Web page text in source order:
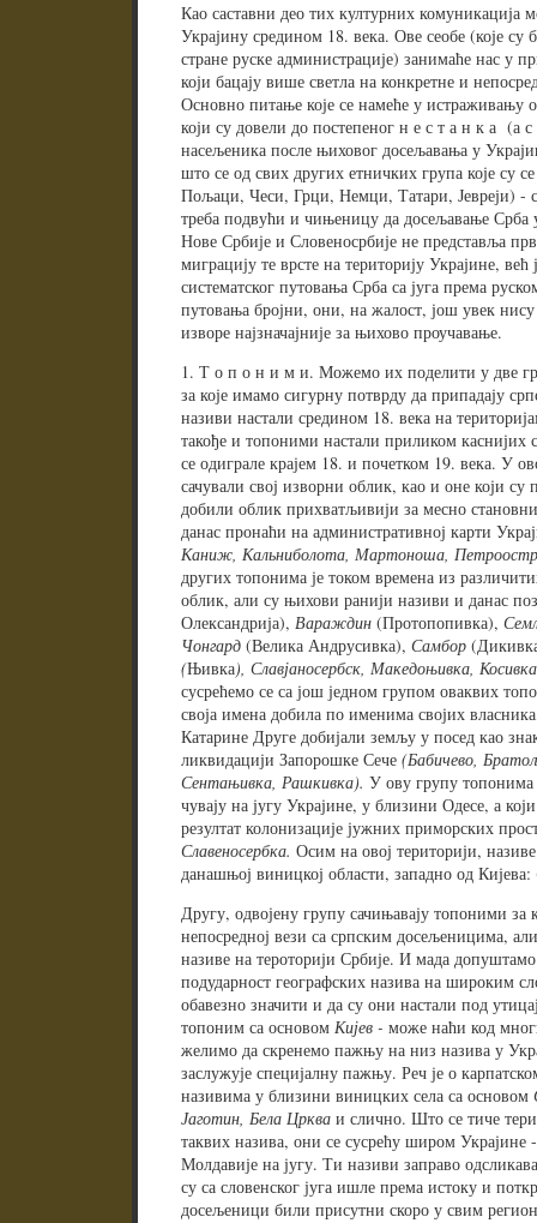
Као саставни део тих културних комуникација
Украјину средином 18. века. Ове сеобе (које су
стране руске администрације) занимаће нас у
који бацају више светла на конкретне и
Основно питање које се намеће у истраживању
који су довели до постепеног н е с т а н к а (а
насељеника после њиховог досељавања у
што се од свих других етничких група које су
Пољаци, Чеси, Грци, Немци, Татари, Јевреји)
треба подвући и чињеницу да досељавање
Нове Србије и Словеносрбије не представља
миграцију те врсте на територију Украјине, већ
систематског путовања Срба са југа према
путовања бројни, они, на жалост, још увек
изворе најзначајније за њихово проучавање.
1. Т о п о н и м и. Можемо их поделити у две
за које имамо сигурну потврду да припадају
називи настали средином 18. века на
такође и топоними настали приликом каснијих
се одиграле крајем 18. и почетком 19. века. У
сачували свој изворни облик, као и оне који су
добили облик прихватљивији за месно
данас пронаћи на административној карти
Каниж, Кальниболота, Мартоноша,
других топонима је током времена из
облик, али су њихови ранији називи и данас
Олександрија), Вараждин (Протопопивка),
Чонгард (Велика Андрусивка), Самбор
(Њивка), Славјаносербск, Македоњивка,
сусрећемо се са још једном групом оваквих
своја имена добила по именима својих
Катарине Друге добијали земљу у посед као
ликвидацији Запорошке Сече (Бабичево,
Сентањивка, Рашкивка). У ову групу топонима
чувају на југу Украјине, у близини Одесе, а
резултат колонизације јужних приморских
Славеносербка. Осим на овој територији,
данашњој виницкој области, западно од Кијева:
Другу, одвојену групу сачињавају топоними за
непосредној вези са српским досељеницима,
називе на тероторији Србије. И мада
подударност географских назива на широким
обавезно значити и да су они настали под
топоним са основом Кијев - може наћи код
желимо да скренемо пажњу на низ назива у
заслужује специјалну пажњу. Реч је о
називима у близини виницких села са основом
Јаготин, Бела Црква и слично. Што се тиче
таквих назива, они се сусрећу широм Украјине
Молдавије на југу. Ти називи заправо
су са словенског југа ишле према истоку и
досељеници били присутни скоро у свим